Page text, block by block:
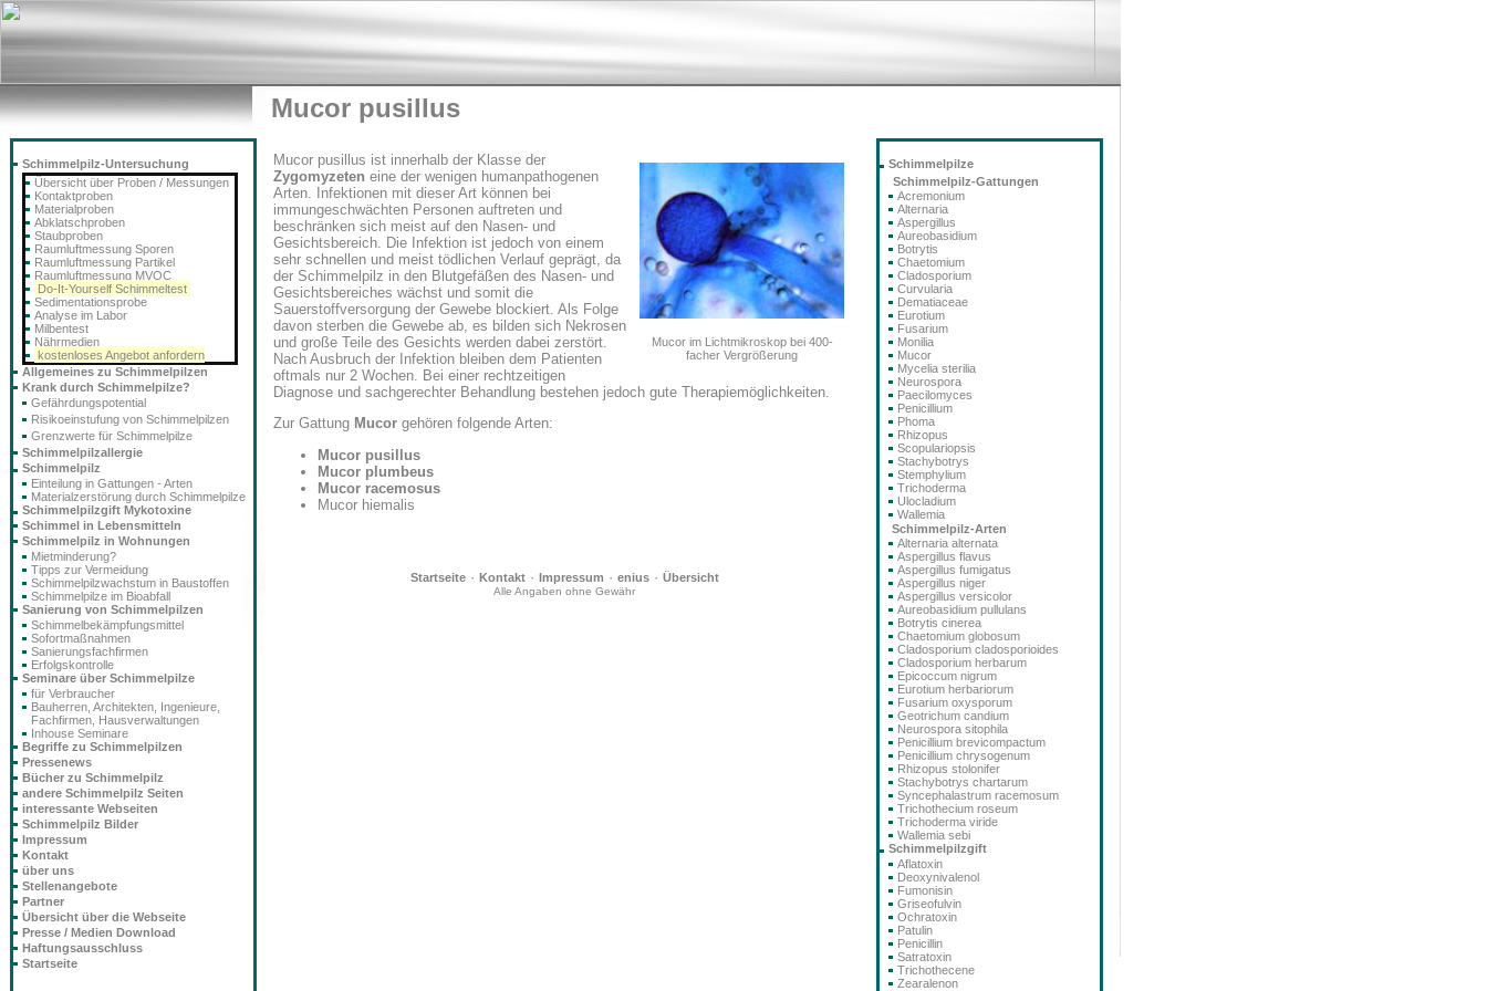
Mucor pusillus
Mucor im Lichtmikroskop bei 400-
facher Vergrößerung
Mucor pusillus ist innerhalb der Klasse der
Zygomyzeten eine der wenigen humanpathogenen
Arten. Infektionen mit dieser Art können bei
immungeschwächten Personen auftreten und
beschränken sich meist auf den Nasen- und
Gesichtsbereich. Die Infektion ist jedoch von einem
sehr schnellen und meist tödlichen Verlauf geprägt, da
der Schimmelpilz in den Blutgefäßen des Nasen- und
Gesichtsbereiches wächst und somit die
Sauerstoffversorgung der Gewebe blockiert. Als Folge
davon sterben die Gewebe ab, es bilden sich Nekrosen
und große Teile des Gesichts werden dabei zerstört.
Nach Ausbruch der Infektion bleiben dem Patienten
oftmals nur 2 Wochen. Bei einer rechtzeitigen
Diagnose und sachgerechter Behandlung bestehen jedoch gute Therapiemöglichkeiten.
Zur Gattung Mucor gehören folgende Arten:
Mucor pusillus
Mucor plumbeus
Mucor racemosus
Mucor hiemalis
Startseite· Kontakt· Impressum · enius· Übersicht
Alle Angaben ohne Gewähr
Schimmelpilz-Untersuchung
Übersicht über Proben / Messungen
Kontaktproben
Materialproben
Abklatschproben
Staubproben
Raumluftmessung Sporen
Raumluftmessung Partikel
Raumluftmessung MVOC
Do-It-Yourself Schimmeltest
Sedimentationsprobe
Analyse im Labor
Milbentest
Nährmedien
kostenloses Angebot anfordern
Allgemeines zu Schimmelpilzen
Krank durch Schimmelpilze?
Gefährdungspotential
Risikoeinstufung von Schimmelpilzen
Grenzwerte für Schimmelpilze
Schimmelpilzallergie
Schimmelpilz
Einteilung in Gattungen - Arten
Materialzerstörung durch Schimmelpilze
Schimmelpilzgift Mykotoxine
Schimmel in Lebensmitteln
Schimmelpilz in Wohnungen
Mietminderung?
Tipps zur Vermeidung
Schimmelpilzwachstum in Baustoffen
Schimmelpilze im Bioabfall
Sanierung von Schimmelpilzen
Schimmelbekämpfungsmittel
Sofortmaßnahmen
Sanierungsfachfirmen
Erfolgskontrolle
Seminare über Schimmelpilze
für Verbraucher
Bauherren, Architekten, Ingenieure,
Fachfirmen, Hausverwaltungen
Inhouse Seminare
Begriffe zu Schimmelpilzen
Pressenews
Bücher zu Schimmelpilz
andere Schimmelpilz Seiten
interessante Webseiten
Schimmelpilz Bilder
Impressum
Kontakt
über uns
Stellenangebote
Partner
Übersicht über die Webseite
Presse / Medien Download
Haftungsausschluss
Startseite
Schimmelpilze
Schimmelpilz-Gattungen
Acremonium
Alternaria
Aspergillus
Aureobasidium
Botrytis
Chaetomium
Cladosporium
Curvularia
Dematiaceae
Eurotium
Fusarium
Monilia
Mucor
Mycelia sterilia
Neurospora
Paecilomyces
Penicillium
Phoma
Rhizopus
Scopulariopsis
Stachybotrys
Stemphylium
Trichoderma
Ulocladium
Wallemia
Schimmelpilz-Arten
Alternaria alternata
Aspergillus flavus
Aspergillus fumigatus
Aspergillus niger
Aspergillus versicolor
Aureobasidium pullulans
Botrytis cinerea
Chaetomium globosum
Cladosporium cladosporioides
Cladosporium herbarum
Epicoccum nigrum
Eurotium herbariorum
Fusarium oxysporum
Geotrichum candium
Neurospora sitophila
Penicillium brevicompactum
Penicillium chrysogenum
Rhizopus stolonifer
Stachybotrys chartarum
Syncephalastrum racemosum
Trichothecium roseum
Trichoderma viride
Wallemia sebi
Schimmelpilzgift
Aflatoxin
Deoxynivalenol
Fumonisin
Griseofulvin
Ochratoxin
Patulin
Penicillin
Satratoxin
Trichothecene
Zearalenon